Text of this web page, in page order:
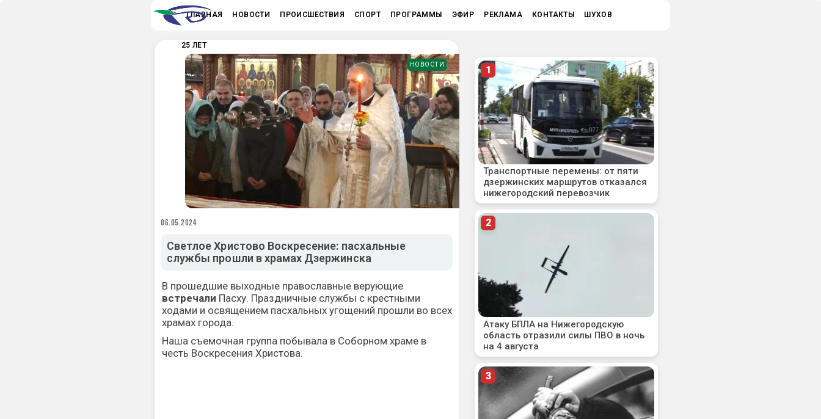
ГЛАВНАЯ НОВОСТИ ПРОИСШЕСТВИЯ СПОРТ ПРОГРАММЫ ЭФИР РЕКЛАМА КОНТАКТЫ ШУХОВ
25 ЛЕТ
НОВОСТИ
06.05.2024
Светлое Христово Воскресение: пасхальные
службы прошли в храмах Дзержинска
В прошедшие выходные православные верующие
встречали Пасху. Праздничные службы с крестными
ходами и освящением пасхальных угощений прошли во всех
храмах города.
Наша съемочная группа побывала в Соборном храме в
честь Воскресения Христова.